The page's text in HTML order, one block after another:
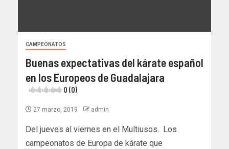
CAMPEONATOS
Buenas expectativas del kárate español
en los Europeos de Guadalajara
0 (0)
27 marzo, 2019 admin
Del jueves al viernes en el Multiusos. Los
campeonatos de Europa de kárate que